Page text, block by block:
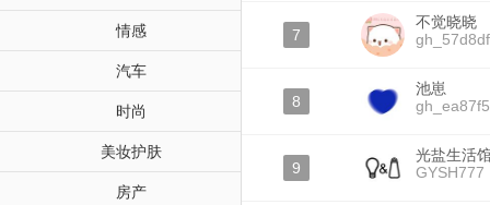
情感
汽车
时尚
美妆护肤
房产
7
不觉晓晓
8
池崽
9
光盐生活
GYSH777